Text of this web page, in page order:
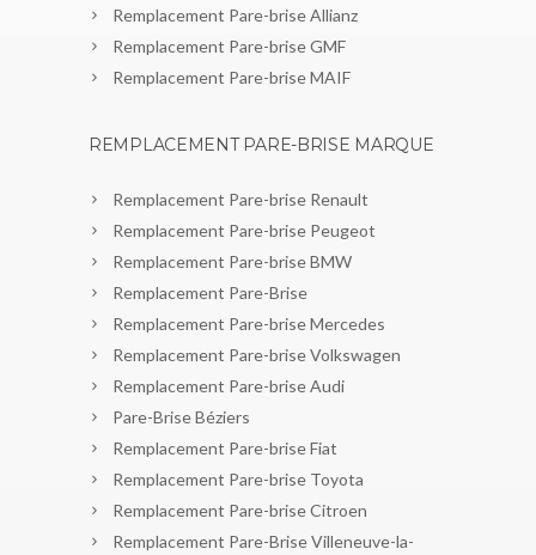
Remplacement Pare-brise Allianz
Remplacement Pare-brise GMF
Remplacement Pare-brise MAIF
REMPLACEMENT PARE-BRISE MARQUE
Remplacement Pare-brise Renault
Remplacement Pare-brise Peugeot
Remplacement Pare-brise BMW
Remplacement Pare-Brise
Remplacement Pare-brise Mercedes
Remplacement Pare-brise Volkswagen
Remplacement Pare-brise Audi
Pare-Brise Béziers
Remplacement Pare-brise Fiat
Remplacement Pare-brise Toyota
Remplacement Pare-brise Citroen
Remplacement Pare-Brise Villeneuve-la-